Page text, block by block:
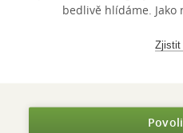
hvězdiček
124 Kč
bedlivě hlídáme.
Zjistit